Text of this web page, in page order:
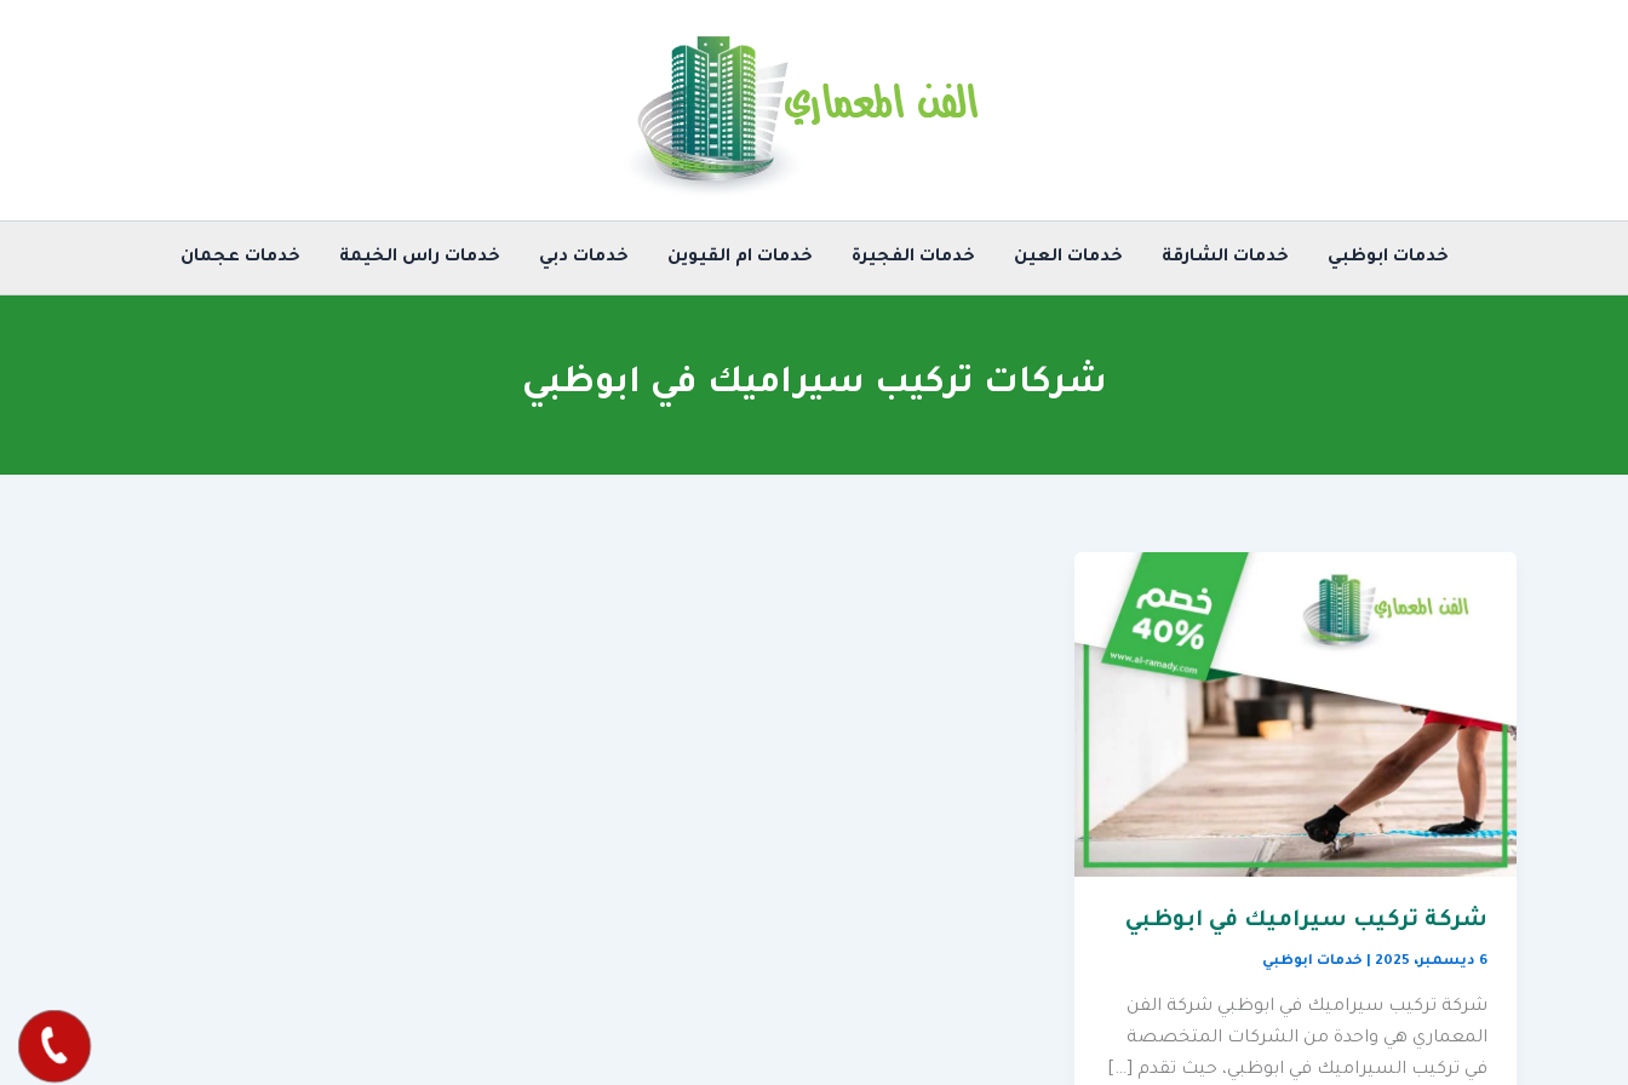
خدمات ابوظبي خدمات الشارقة خدمات العين خدمات الفجيرة خدمات ام القيوين خدمات دبي خدمات راس الخيمة خدمات عجمان
شركات تركيب سيراميك في ابوظبي
شركة تركيب سيراميك في ابوظبي
6 ديسمبر، 2025 خدمات ابوظبي
شركة تركيب سيراميك في ابوظبي شركة الفن
المعماري هي واحدة من الشركات المتخصصة
في تركيب السيراميك في ابوظبي، حيث تقدم […]